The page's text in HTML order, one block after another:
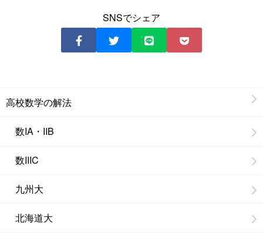
SNSでシェア
高校数学の解法
数IA・IIB
数IIIC
九州大
北海道大